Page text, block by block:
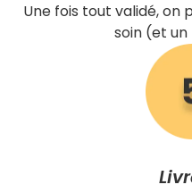
Une fois tout validé,
soin (et